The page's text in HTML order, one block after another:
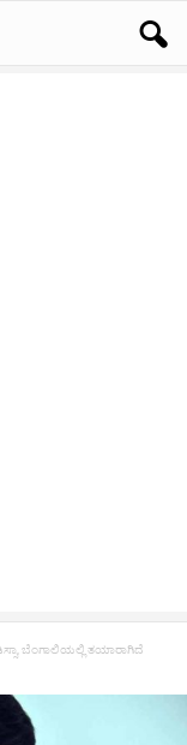
ಬೆಂಗಾಲಿಯಲ್ಲಿ ತಯಾರಾಗಿದೆ